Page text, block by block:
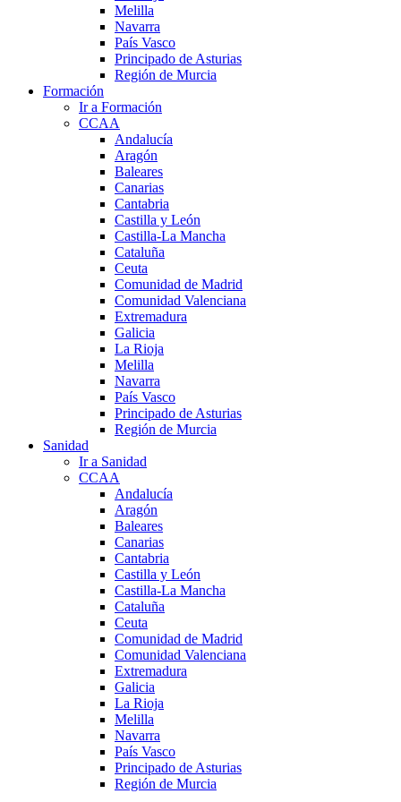
Melilla
Navarra
País Vasco
Principado de Asturias
Región de Murcia
Formación
Ir a Formación
CCAA
Andalucía
Aragón
Baleares
Canarias
Cantabria
Castilla y León
Castilla-La Mancha
Cataluña
Ceuta
Comunidad de Madrid
Comunidad Valenciana
Extremadura
Galicia
La Rioja
Melilla
Navarra
País Vasco
Principado de Asturias
Región de Murcia
Sanidad
Ir a Sanidad
CCAA
Andalucía
Aragón
Baleares
Canarias
Cantabria
Castilla y León
Castilla-La Mancha
Cataluña
Ceuta
Comunidad de Madrid
Comunidad Valenciana
Extremadura
Galicia
La Rioja
Melilla
Navarra
País Vasco
Principado de Asturias
Región de Murcia